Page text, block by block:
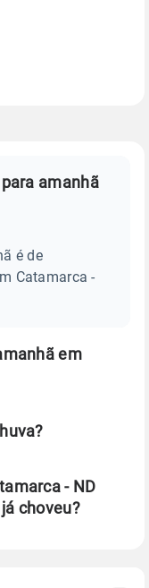
amanhã
é de
Catamarca -
em
- ND
choveu?